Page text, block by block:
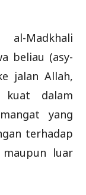
Madkhali
beliau (asy-
jalan Allah,
dalam
yang
terhadap
luar